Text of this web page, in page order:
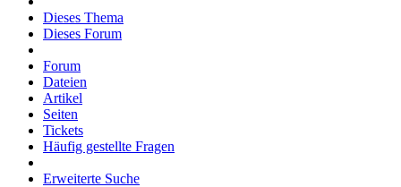
Dieses Thema
Dieses Forum
Forum
Dateien
Artikel
Seiten
Tickets
Häufig gestellte Fragen
Erweiterte Suche